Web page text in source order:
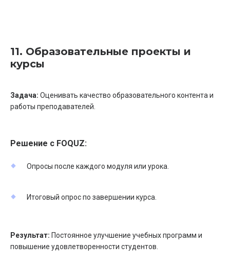
11. Образовательные проекты и
курсы
Задача: Оценивать качество образовательного контента и
работы преподавателей.
Решение с FOQUZ:
Опросы после каждого модуля или урока.
Итоговый опрос по завершении курса.
Результат: Постоянное улучшение учебных программ и
повышение удовлетворенности студентов.